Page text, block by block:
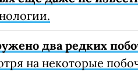
два редких
на некоторые